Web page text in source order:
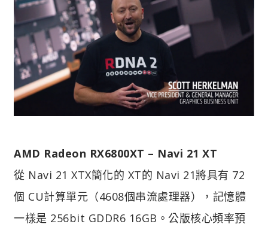
AMD Radeon RX6800XT – Navi 21 XT
從 Navi 21 XTX簡化的 XT的 Navi 21將具有 72
個 CU計算單元（4608個串流處理器），記憶體
一樣是 256bit GDDR6 16GB。公版核心頻率預